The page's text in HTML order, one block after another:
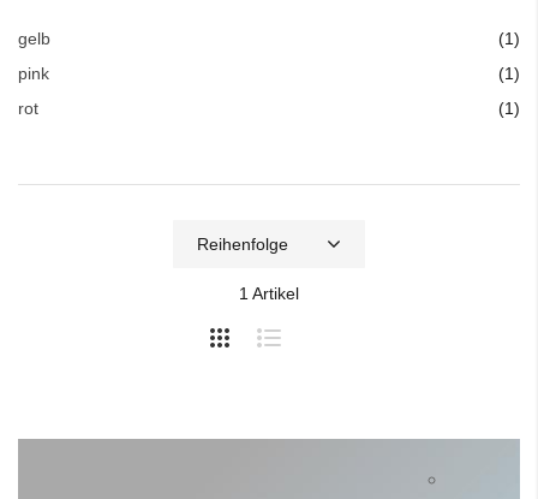
1 Artikel
gelb 1
pink
1
rot
1